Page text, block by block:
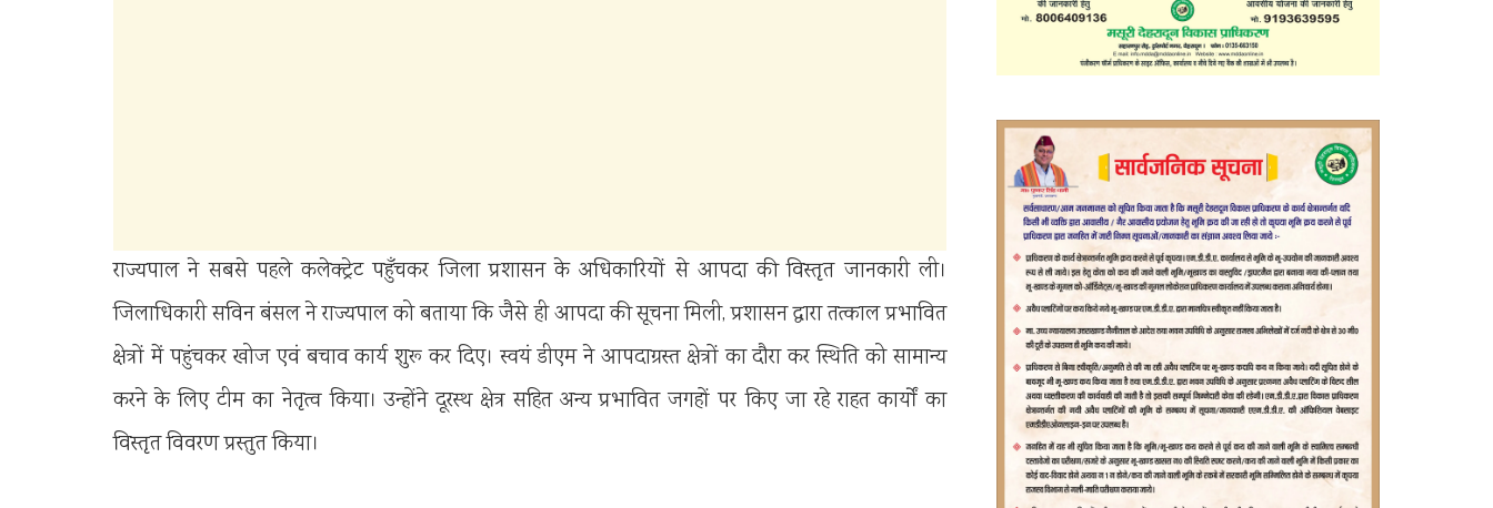
राज्यपाल ने सबसे पहले कलेक्ट्रेट पहुँचकर जिला प्रशासन के अधिकारियों से आपदा की विस्तृत जानकारी ली।
जिलाधिकारी सविन बंसल ने राज्यपाल को बताया कि जैसे ही आपदा की सूचना मिली, प्रशासन द्वारा तत्काल प्रभावित
क्षेत्रों में पहुंचकर खोज एवं बचाव कार्य शुरू कर दिए। स्वयं डीएम ने आपदाग्रस्त क्षेत्रों का दौरा कर स्थिति को सामान्य
करने के लिए टीम का नेतृत्व किया। उन्होंने दूरस्थ क्षेत्र सहित अन्य प्रभावित जगहों पर किए जा रहे राहत कार्यों का
विस्तृत विवरण प्रस्तुत किया।